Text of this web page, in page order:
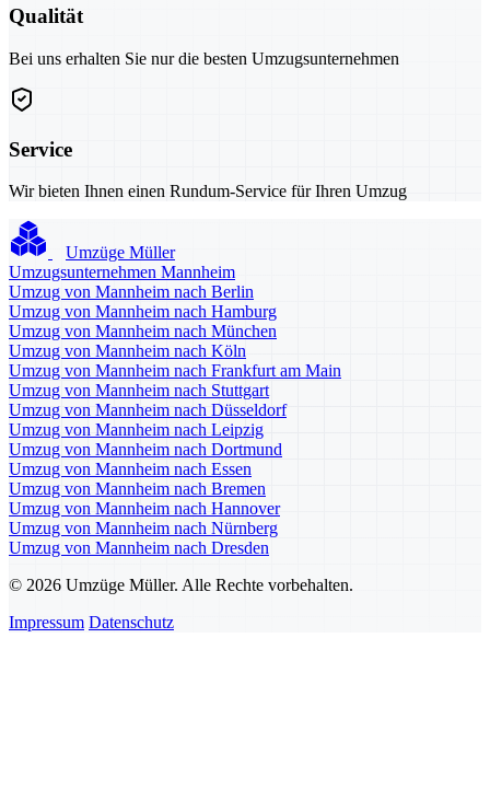
Qualität
Bei uns erhalten Sie nur die besten Umzugsunternehmen
Service
Wir bieten Ihnen einen Rundum-Service für Ihren Umzug
Umzüge Müller
Umzugsunternehmen Mannheim
Umzug von Mannheim nach Berlin
Umzug von Mannheim nach Hamburg
Umzug von Mannheim nach München
Umzug von Mannheim nach Köln
Umzug von Mannheim nach Frankfurt am Main
Umzug von Mannheim nach Stuttgart
Umzug von Mannheim nach Düsseldorf
Umzug von Mannheim nach Leipzig
Umzug von Mannheim nach Dortmund
Umzug von Mannheim nach Essen
Umzug von Mannheim nach Bremen
Umzug von Mannheim nach Hannover
Umzug von Mannheim nach Nürnberg
Umzug von Mannheim nach Dresden
© 2026 Umzüge Müller. Alle Rechte vorbehalten.
Impressum Datenschutz